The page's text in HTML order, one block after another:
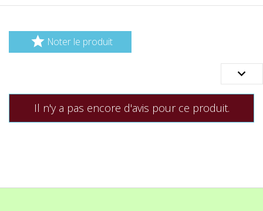
 Noter le produit

Il n'y a pas encore d'avis pour ce produit.